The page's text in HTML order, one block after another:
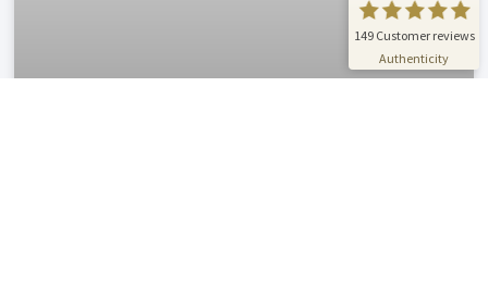
149 Customer reviews
Authenticity
View profile on
07/01/2026